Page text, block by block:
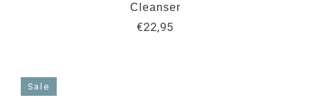
Cleanser
€22,95
Sale